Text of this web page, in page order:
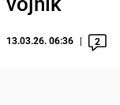
13.03.26. 06:36 2